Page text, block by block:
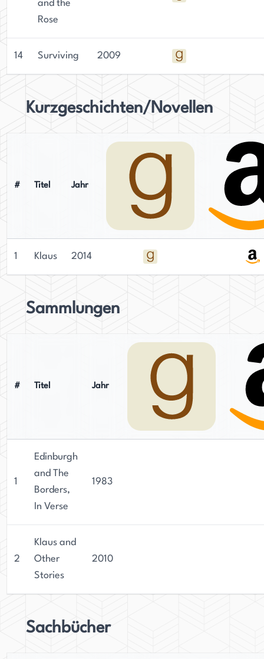
and the
Rose
14 Surviving 2009
Kurzgeschichten/Novellen
# Titel Jahr
1 Klaus 2014
Sammlungen
# Titel Jahr
1
Edinburgh
and The
Borders,
In Verse
1983
2
Klaus and
Other
Stories
2010
Sachbücher